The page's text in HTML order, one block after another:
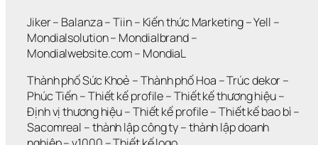
Jiker – Balanza – Tiin – Kiến thức Marketing – Yell
Mondialsolution – Mondialbrand
Mondialwebsite.com – MondiaL
Thành phố Sức Khoẻ – Thành phố Hoa – Trúc dekor
Phúc Tiến – Thiết kế profile – Thiết kế thương hiệu
Định vị thương hiệu – Thiết kế profile – Thiết kế bao bì
Sacomreal – thành lập công ty – thành lập doanh